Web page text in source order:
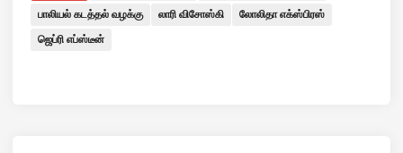
பாலியல் கடத்தல் வழக்கு
லாரி விசோஸ்கி
லோலிதா எக்ஸ்பிரஸ்
ஜெப்ரி எப்ஸ்டீன்